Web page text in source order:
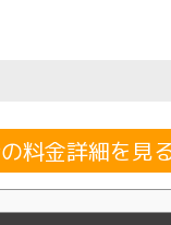
料金詳細を見